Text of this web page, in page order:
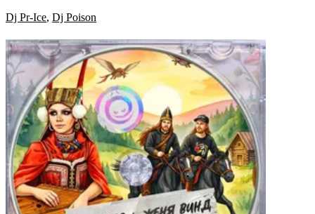
Dj Pr-Ice, Dj Poison